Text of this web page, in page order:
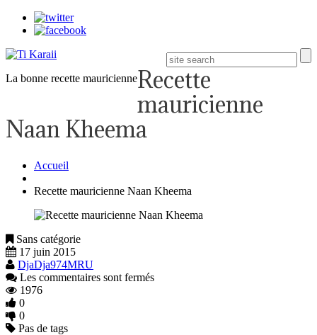
La bonne recette mauricienneRecette
mauricienne
Naan Kheema
Accueil
Recette mauricienne Naan Kheema
Sans catégorie
17 juin 2015
DjaDja974MRU
Les commentaires sont fermés
1976
0
0
Pas de tags